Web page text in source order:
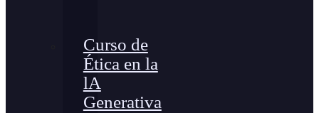
Curso de
Ética en la
lA
Generativa